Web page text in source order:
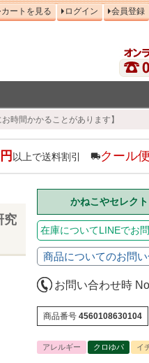
カートを見る ログイン 会員登録
時間かかることがあります】
以上で送料割引 クール便
究
かねこやセレク
在庫についてLINEでお
商品についてのお問
お問い合わせ時
商品番号 4560108630104
アレルギー クロゆパ イ